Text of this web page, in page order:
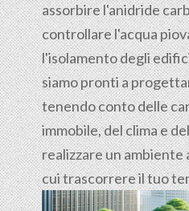
assorbire l'anidride
controllare l'acqua
l'isolamento degli
siamo pronti a
tenendo conto delle
immobile, del clima e
realizzare un
cui trascorrere il tuo